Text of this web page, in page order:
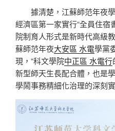
據清楚，江蘇師范年夜
經濟區第一家實行“全員住宿
院制育人形式是新時代高級
蘇師范年夜大安區 水電學黨
現，“科文學院中正區 水電行
新型師天生長配合體，也是
學鬧事務精細化治理的深刻